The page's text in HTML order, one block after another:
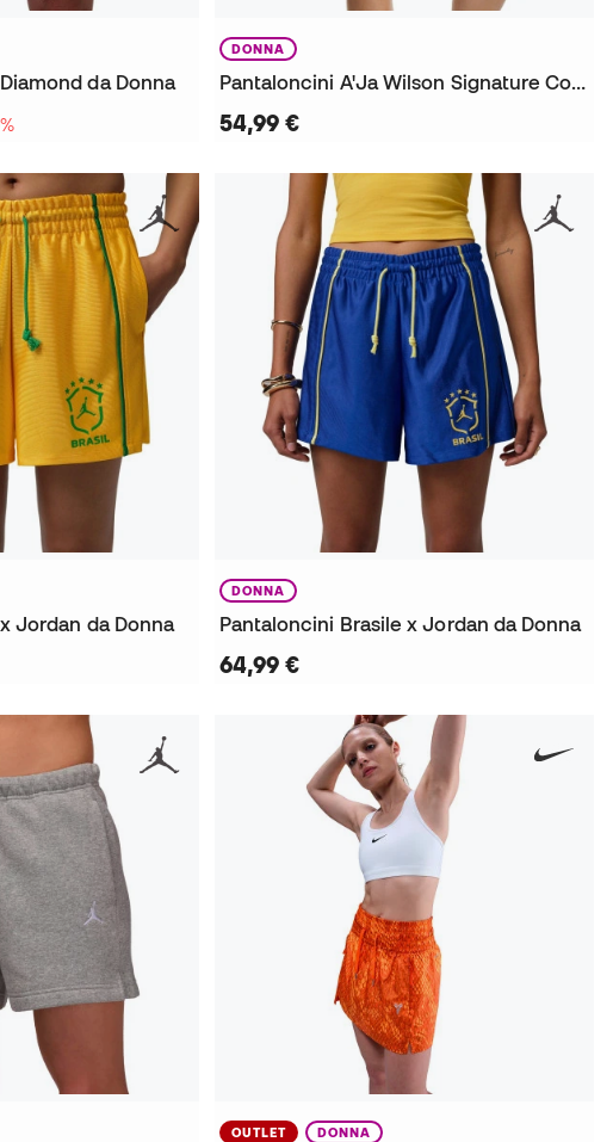
da Donna
DONNA
Pantaloncini A'Ja Wilson Signature Court da Donna
54,99 €
Jordan da Donna
DONNA
Pantaloncini Brasile x Jordan da Donna
64,99 €
OUTLET DONNA